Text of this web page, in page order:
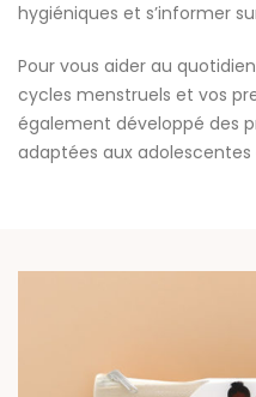
hygiéniques et s’informer
Pour vous aider au
cycles menstruels et vos
également développé des
adaptées aux adolescentes